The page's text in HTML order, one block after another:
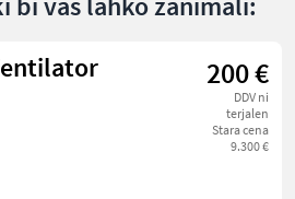
200 €
DDV ni
terjalen
Stara cena
9.300 €